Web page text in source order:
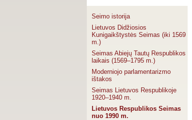
Seimo istorija
Lietuvos Didžiosios
Kunigaikštystės Seimas (iki 1569
m.)
Seimas Abiejų Tautų Respublikos
laikais (1569–1795 m.)
Moderniojo parlamentarizmo
ištakos
Seimas Lietuvos Respublikoje
1920–1940 m.
Lietuvos Respublikos Seimas
nuo 1990 m.